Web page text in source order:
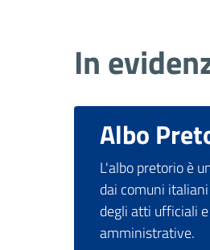
In
Albo
L'albo pretorio è
dai comuni
degli atti ufficiali
amministrative.